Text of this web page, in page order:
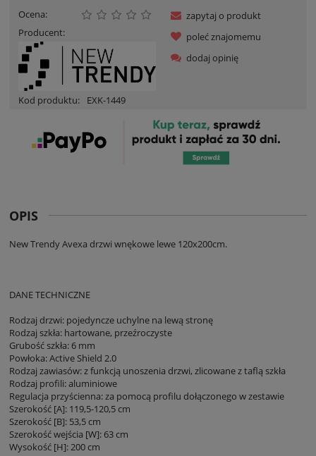
Ocena:
Producent:
Kod produktu: EXK-1449
zapytaj o produkt
poleć znajomemu
dodaj opinię
OPIS
New Trendy Avexa drzwi wnękowe lewe 120x200cm.
DANE TECHNICZNE
Rodzaj drzwi: pojedyncze uchylne na lewą stronę
Rodzaj szkła: hartowane, przeźroczyste
Grubość szkła: 6 mm
Powłoka: Active Shield 2.0
Rodzaj zawiasów: z funkcją unoszenia drzwi, zlicowane z taflą szkła
Rodzaj profili: aluminiowe
Regulacja przyścienna: za pomocą profilu dołączonego w zestawie
Szerokość [A]: 119,5-120,5 cm
Szerokość [B]: 53,5 cm
Szerokość wejścia [W]: 63 cm
Wysokość [H]: 200 cm